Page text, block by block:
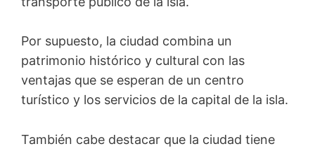
Por supuesto, la ciudad combina un
patrimonio histórico y cultural con las
ventajas que se esperan de un centro
turístico y los servicios de la capital de la isla.
También cabe destacar que la ciudad tiene